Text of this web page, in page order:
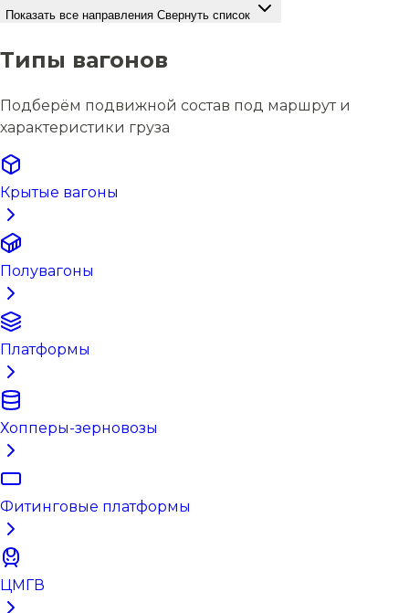
Показать все направления Свернуть список
Типы вагонов
Подберём подвижной состав под маршрут и
характеристики груза
Крытые вагоны
Полувагоны
Платформы
Хопперы-зерновозы
Фитинговые платформы
ЦМГВ